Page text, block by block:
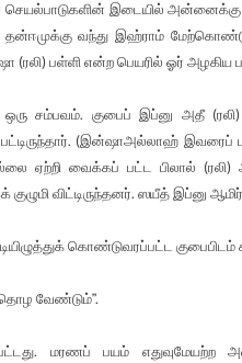
இடையில் அன்னைக்கு
வந்து இஹ்ராம்
(ரலி) பள்ளி என்ற பெயரில் ஓர் அழகிய
சம்பவம். குபைப் இப்னு அதீ
(இன்ஷாஅல்லாஹ் இவரைப்
ஏற்றி வைக்கப் பட்ட பிலால்
குழுமி விட்டிருந்தனர். ஸயீத் இப்னு
கொண்டுவரப்பட்ட
வேண்டும்”.
மரணப் பயம் எதுவுமேயற்ற